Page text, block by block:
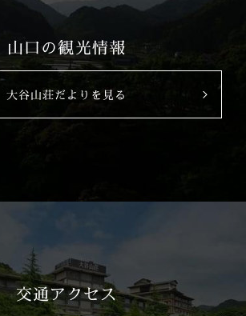
山口の観光情報
大谷山荘だよりを見る
交通アクセス